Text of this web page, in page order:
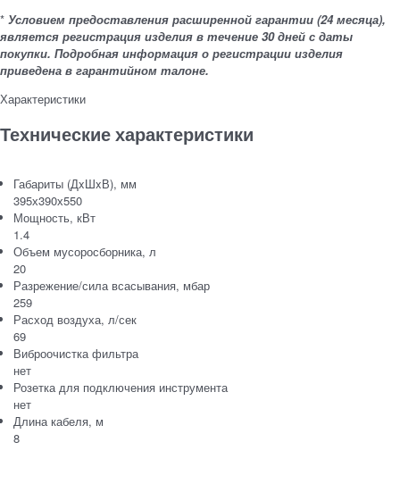
* Условием предоставления расширенной гарантии (24 месяца),
является регистрация изделия в течение 30 дней с даты
покупки. Подробная информация о регистрации изделия
приведена в гарантийном талоне.
Характеристики
Технические характеристики
Габариты (ДxШxВ), мм
395х390х550
Мощность, кВт
1.4
Объем мусоросборника, л
20
Разрежение/сила всасывания, мбар
259
Расход воздуха, л/сек
69
Виброочистка фильтра
нет
Розетка для подключения инструмента
нет
Длина кабеля, м
8